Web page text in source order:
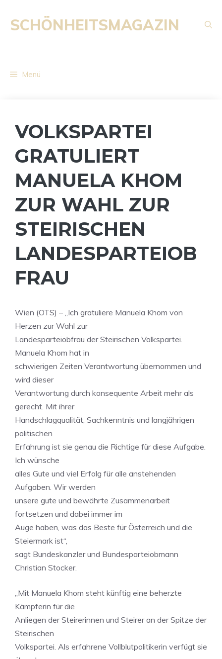
Inhalt
springen
SCHÖNHEITSMAGAZIN
Menü
VOLKSPARTEI
GRATULIERT
MANUELA KHOM
ZUR WAHL ZUR
STEIRISCHEN
LANDESPARTEIOB
FRAU
Wien (OTS) – „Ich gratuliere Manuela Khom von
Herzen zur Wahl zur
Landesparteiobfrau der Steirischen Volkspartei.
Manuela Khom hat in
schwierigen Zeiten Verantwortung übernommen und
wird dieser
Verantwortung durch konsequente Arbeit mehr als
gerecht. Mit ihrer
Handschlagqualität, Sachkenntnis und langjährigen
politischen
Erfahrung ist sie genau die Richtige für diese Aufgabe.
Ich wünsche
alles Gute und viel Erfolg für alle anstehenden
Aufgaben. Wir werden
unsere gute und bewährte Zusammenarbeit
fortsetzen und dabei immer im
Auge haben, was das Beste für Österreich und die
Steiermark ist“,
sagt Bundeskanzler und Bundesparteiobmann
Christian Stocker.
„Mit Manuela Khom steht künftig eine beherzte
Kämpferin für die
Anliegen der Steirerinnen und Steirer an der Spitze der
Steirischen
Volkspartei. Als erfahrene Vollblutpolitikerin verfügt sie